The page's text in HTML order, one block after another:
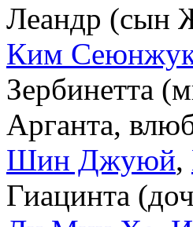
Леандр (сын
Ким
Зербинетта
Арганта,
Шин Джуюй,
Гиацинта